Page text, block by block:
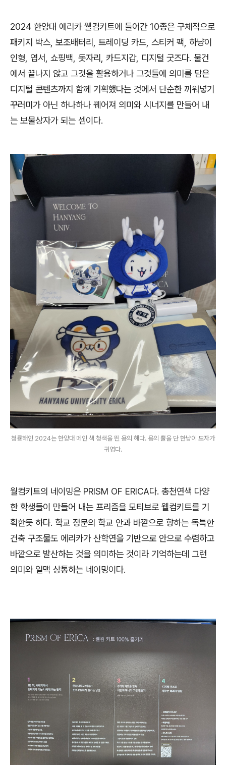
2024 한양대 에리카 웰컴키트에 들어간 10종은 구체적으로
패키지 박스, 보조배터리, 트레이딩 카드, 스티커 팩, 하냥이
인형, 엽서, 쇼핑백, 돗자리, 카드지갑, 디지털 굿즈다. 물건
에서 끝나지 않고 그것을 활용하거나 그것들에 의미를 담은
디지털 콘텐츠까지 함께 기획했다는 것에서 단순한 끼워넣기
꾸러미가 아닌 하나하나 꿰어져 의미와 시너지를 만들어 내
는 보물상자가 되는 셈이다.
청룡해인 2024는 한양대 메인 색 청색을 띈 용의 해다. 용의 뿔을 단 한냥이 모자가
귀엽다.
월컴키트의 네이밍은 PRISM OF ERICA다. 총천연색 다양
한 학생들이 만들어 내는 프리즘을 모티브로 웰컴키트를 기
획한듯 하다. 학교 정문의 학교 안과 바깥으로 향하는 독특한
건축 구조물도 에리카가 산학연을 기반으로 안으로 수렴하고
바깥으로 발산하는 것을 의미하는 것이라 기억하는데 그런
의미와 일맥 상통하는 네이밍이다.